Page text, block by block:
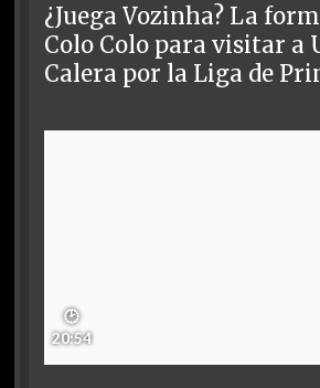
¿Juega Vozinha? La
Colo Colo para visitar a
Calera por la Liga de
🕑
20:54